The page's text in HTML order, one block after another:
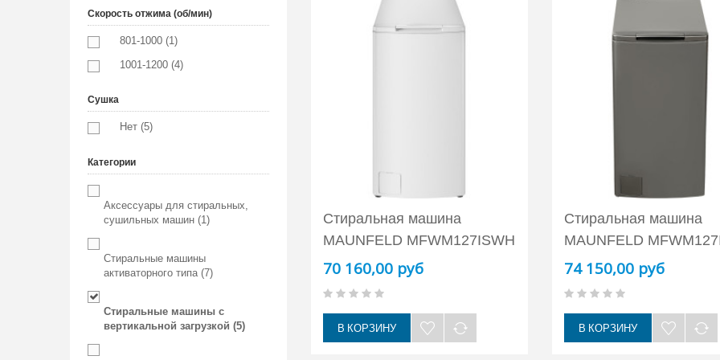
Скорость отжима (об/мин)
801-1000 (1)
1001-1200 (4)
Сушка
Нет (5)
Категории
Аксессуары для стиральных,
сушильных машин (1)
Стиральные машины
активаторного типа (7)
Стиральные машины с
вертикальной загрузкой (5)
Стиральная машина
MAUNFELD MFWM127ISWH
70 160,00 руб
В КОРЗИНУ
Стиральная машина
MAUNFELD
74 150,00 руб
В КОРЗИНУ